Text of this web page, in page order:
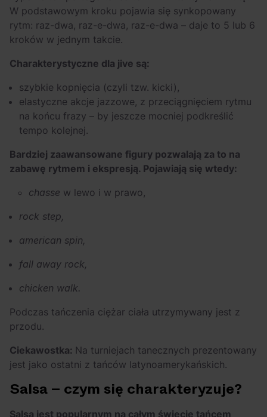
W podstawowym kroku pojawia się synkopowany
rytm: raz-dwa, raz-e-dwa, raz-e-dwa – daje to 5 lub 6
kroków w jednym takcie.
Charakterystyczne dla jive są:
szybkie kopnięcia (czyli tzw. kicki),
elastyczne akcje jazzowe, z przeciągnięciem rytmu
na końcu frazy – by jeszcze mocniej podkreślić
tempo kolejnej.
Bardziej zaawansowane figury pozwalają za to na
zabawę rytmem i ekspresją. Pojawiają się wtedy:
chasse w lewo i w prawo,
rock step,
american spin,
fall away rock,
chicken walk.
Podczas tańczenia ciężar ciała utrzymywany jest z
przodu.
Ciekawostka: Na turniejach tanecznych prezentowany
jest jako ostatni z tańców latynoamerykańskich.
Salsa – czym się charakteryzuje?
Salsa jest popularnym na całym świecie tańcem